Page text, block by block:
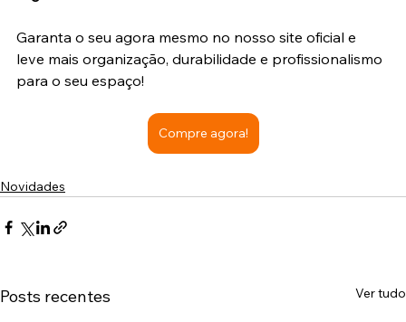
Garanta o seu agora mesmo no nosso site oficial e
leve mais organização, durabilidade e profissionalismo
para o seu espaço!
Compre agora!
Novidades
Posts recentes Ver tudo